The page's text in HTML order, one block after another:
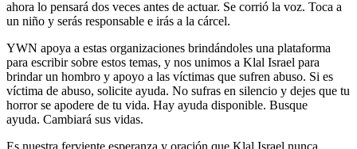
ahora lo pensará dos veces antes de actuar. Se corrió la voz. Toca a
un niño y serás responsable e irás a la cárcel.
YWN apoya a estas organizaciones brindándoles una plataforma
para escribir sobre estos temas, y nos unimos a Klal Israel para
brindar un hombro y apoyo a las víctimas que sufren abuso. Si es
víctima de abuso, solicite ayuda. No sufras en silencio y dejes que tu
horror se apodere de tu vida. Hay ayuda disponible. Busque
ayuda. Cambiará sus vidas.
Es nuestra ferviente esperanza y oración que Klal Israel nunca